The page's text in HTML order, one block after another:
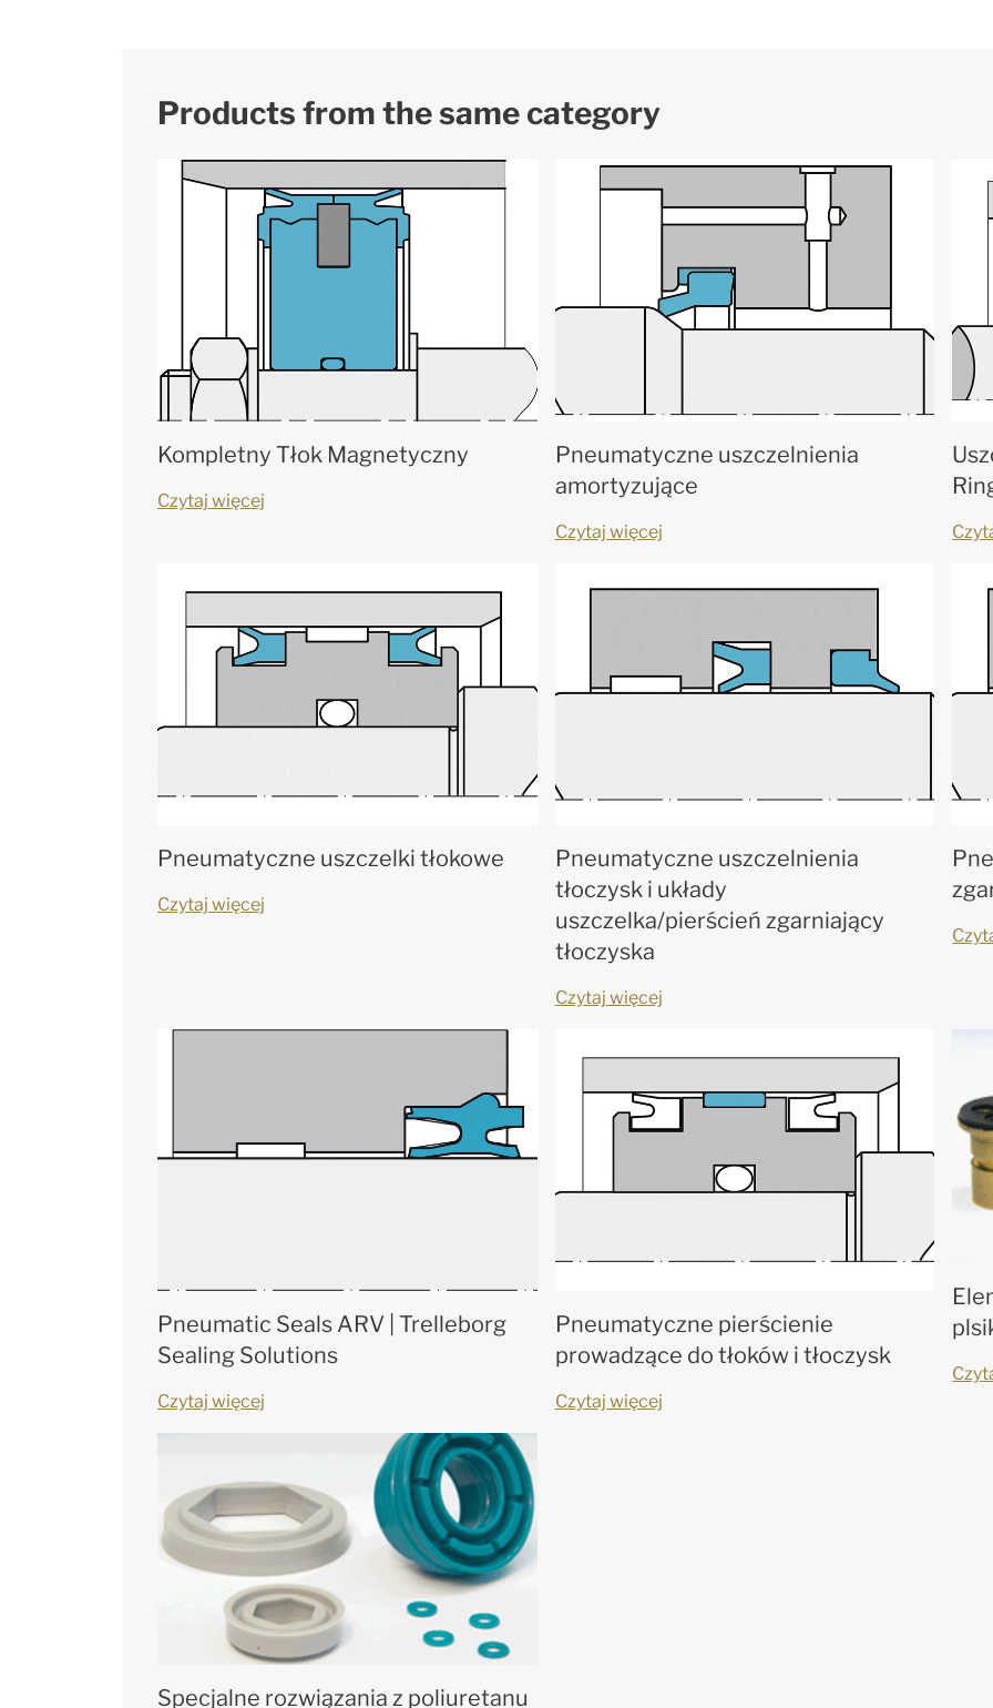
Products from the same category
Kompletny Tłok Magnetyczny
Czytaj więcej
Pneumatyczne uszczelnienia
amortyzujące
Czytaj więcej
Pneumatyczne uszczelki tłokowe
Czytaj więcej
Pneumatyczne uszczelnienia
tłoczysk i układy
uszczelka/pierścień zgarniający
tłoczyska
Czytaj więcej
Pneumatic Seals ARV | Trelleborg
Sealing Solutions
Czytaj więcej
Pneumatyczne pierścienie
prowadzące do tłoków i tłoczysk
Czytaj więcej
Specjalne rozwiązania z poliuretanu